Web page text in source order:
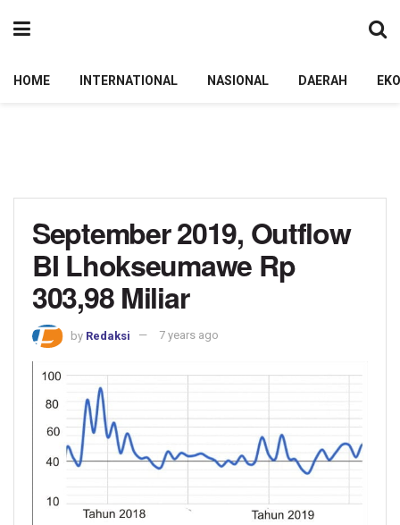
HOME INTERNATIONAL NASIONAL DAERAH
September 2019, Outflow
BI Lhokseumawe Rp
303,98 Miliar
by Redaksi 7 years ago